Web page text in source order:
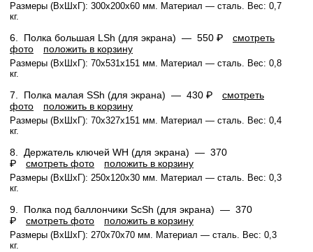
Размеры (ВхШхГ): 300x200x60 мм. Материал — сталь. Вес: 0,7
кг.
6. Полка большая LSh (для экрана) — 550 ₽
смотреть
фото
положить в корзину
Размеры (ВхШхГ): 70x531x151 мм. Материал — сталь. Вес: 0,8
кг.
7. Полка малая SSh (для экрана) — 430 ₽
смотреть
фото
положить в корзину
Размеры (ВхШхГ): 70x327x151 мм. Материал — сталь. Вес: 0,4
кг.
8. Держатель ключей WH (для экрана) — 370
₽
смотреть фото положить в корзину
Размеры (ВхШхГ): 250x120x30 мм. Материал — сталь. Вес: 0,3
кг.
9. Полка под баллончики ScSh (для экрана) — 370
₽
смотреть фото положить в корзину
Размеры (ВхШхГ): 270х70х70 мм. Материал — сталь. Вес: 0,3
кг.